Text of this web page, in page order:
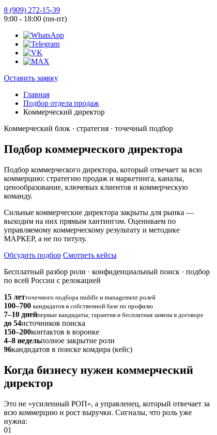
8 (909) 272-15-39
9:00 - 18:00 (пн-пт)
Оставить заявку
Главная
Подбор отдела продаж
Коммерческий директор
Коммерческий блок · стратегия · точечный подбор
Подбор коммерческого директора
Подбор коммерческого директора, который отвечает за всю
коммерцию: стратегию продаж и маркетинга, каналы,
ценообразование, ключевых клиентов и коммерческую
команду.
Сильные коммерческие директора закрыты для рынка —
выходим на них прямым хантингом. Оцениваем по
управляемому коммерческому результату и методике
МАРКЕР, а не по титулу.
Обсудить подбор Смотреть кейсы
Бесплатный разбор роли · конфиденциальный поиск · подбор
по всей России с релокацией
15 летточечного подбора middle и management ролей
100–700 кандидатов в собственной базе по профилю
7–10 днейпервые кандидаты; гарантия и бесплатная замена в договоре
до 54источников поиска
150–200контактов в воронке
4–8 недельполное закрытие роли
96кандидатов в поиске комдира (кейс)
Когда бизнесу нужен коммерческий
директор
Это не «усиленный РОП», а управленец, который отвечает за
всю коммерцию и рост выручки. Сигналы, что роль уже
нужна:
01